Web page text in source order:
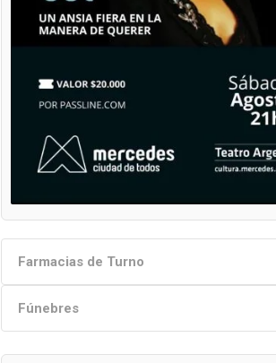
Farmacias de Turno
Fúnebres